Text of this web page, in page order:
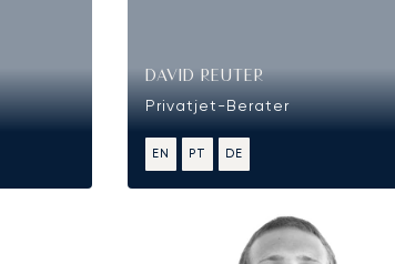
DAVID REUTER
Privatjet-Berater
EN PT DE